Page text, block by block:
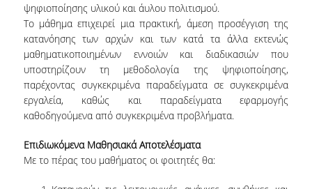
ΕΞΕΤΑΣΕΙΣ
ΩΡΟΛΟΓΙΟ ΠΡΟΓΡΑΜΜΑ
ΑΚΑΔΗΜΑΪΚΟ ΗΜΕΡΟΛΟΓΙΟ
ΚΑΡΙΕΡΑ
ΕΙΠΑΝ ΓΙΑ ΕΜΑΣ
ψηφιοποίησης υλικού και άυλου πολιτισμού.
Το μάθημα επιχειρεί μια πρακτική, άμεση προσέγγιση της
κατανόησης των αρχών και των κατά τα άλλα εκτενώς
μαθηματικοποιημένων εννοιών και διαδικασιών που
υποστηρίζουν τη μεθοδολογία της ψηφιοποίησης,
παρέχοντας συγκεκριμένα παραδείγματα σε συγκεκριμένα
εργαλεία, καθώς και παραδείγματα εφαρμογής
καθοδηγούμενα από συγκεκριμένα προβλήματα.
Επιδιωκόμενα Μαθησιακά Αποτελέσματα
Με το πέρας του μαθήματος οι φοιτητές θα: